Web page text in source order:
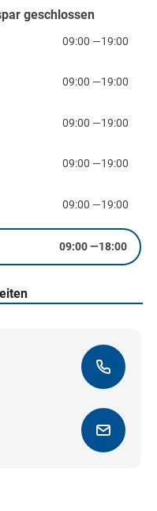
geschlossen
09:00 —19:00
09:00 —19:00
09:00 —19:00
09:00 —19:00
09:00 —19:00
09:00—18:00